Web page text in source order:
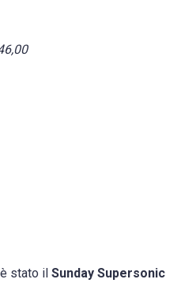
stato il Sunday Supersonic